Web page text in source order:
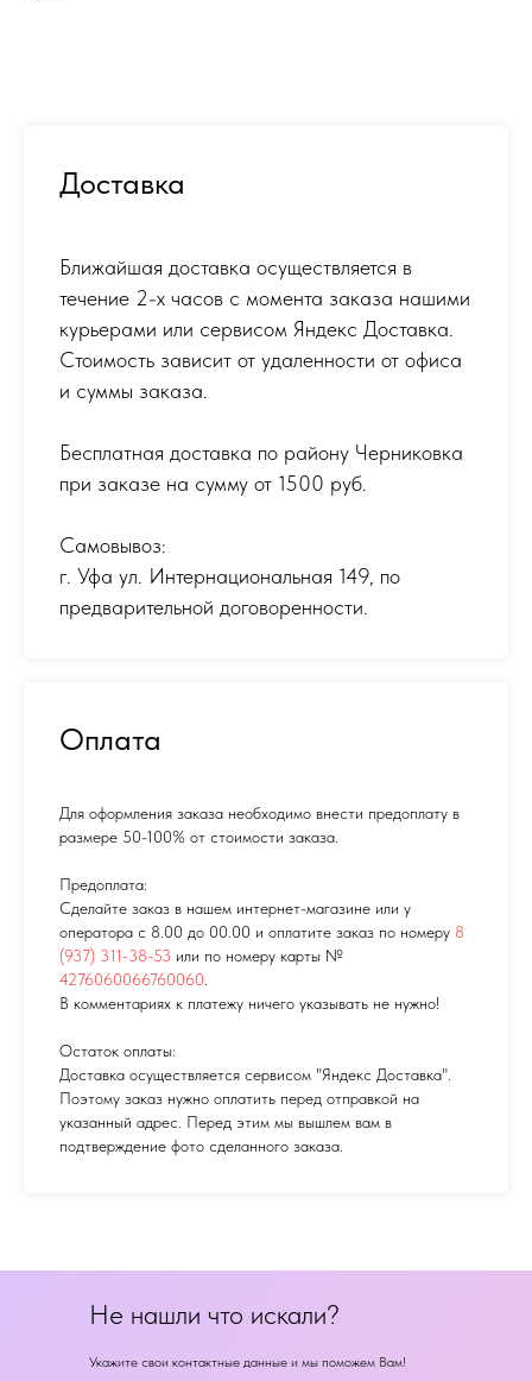
Доставка
Ближайшая доставка осуществляется в
течение 2-х часов с момента заказа нашими
курьерами или сервисом Яндекс Доставка.
Стоимость зависит от удаленности от офиса
и суммы заказа.
Бесплатная доставка по району Черниковка
при заказе на сумму от 1500 руб.
Самовывоз:
г. Уфа ул. Интернациональная 149, по
предварительной договоренности.
Оплата
Для оформления заказа необходимо внести предоплату в
размере 50-100% от стоимости заказа.
Предоплата:
Сделайте заказ в нашем интернет-магазине или у
оператора с 8.00 до 00.00 и оплатите заказ по номеру 8
(937) 311-38-53 или по номеру карты №
4276060066760060
В комментариях к платежу ничего указывать не нужно!
Остаток оплаты:
Доставка осуществляется сервисом "Яндекс Доставка".
Поэтому заказ нужно оплатить перед отправкой на
указанный адрес. Перед этим мы вышлем вам в
подтверждение фото сделанного заказа.
Не нашли что искали?
Укажите свои контактные данные и мы поможем Вам!